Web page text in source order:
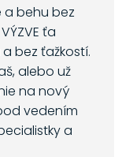
a behu bez
ťa
bez ťažkostí.
alebo už
na nový
vedením
a